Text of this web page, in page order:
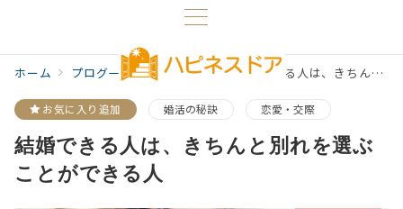
ホーム プログ一覧 婚活の秘訣 結婚できる人は、きちんと別れを選ぶことができる人
お気に入り追加 婚活の秘訣 恋愛・交際
結婚できる人は、きちんと別れを選ぶ
ことができる人